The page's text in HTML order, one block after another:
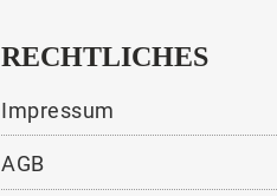
RECHTLICHES
Impressum
AGB